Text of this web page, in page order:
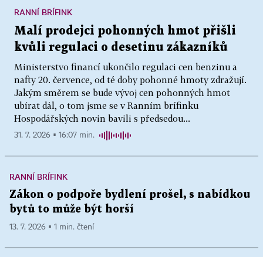
Malí prodejci pohonných hmot přišli
kvůli regulaci o desetinu zákazníků
Ministerstvo financí ukončilo regulaci cen benzinu a
nafty 20. července, od té doby pohonné hmoty zdražují.
Jakým směrem se bude vývoj cen pohonných hmot
ubírat dál, o tom jsme se v Ranním brífinku
Hospodářských novin bavili s předsedou...
RANNÍ BRÍFINK
31. 7. 2026 ▪ 16:07 min.
RANNÍ BRÍFINK
Zákon o podpoře bydlení prošel, s nabídkou
bytů to může být horší
13. 7. 2026 ▪ 1 min. čtení